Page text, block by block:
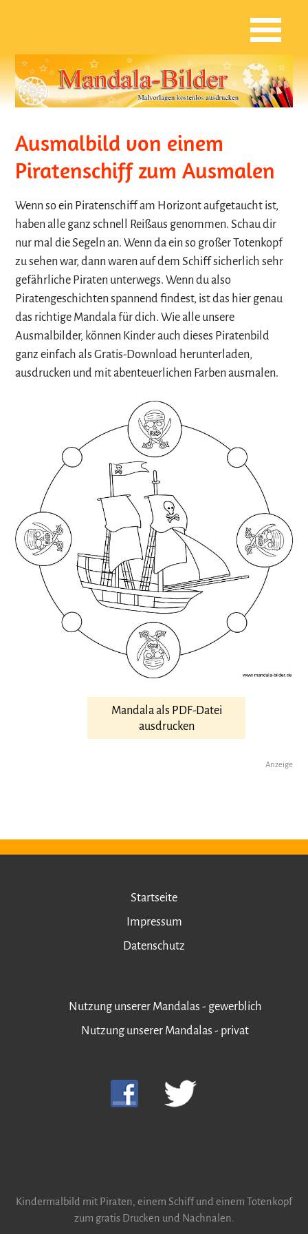
Ausmalbild von einem
Piratenschiff zum Ausmalen
Wenn so ein Piratenschiff am Horizont aufgetaucht ist,
haben alle ganz schnell Reißaus genommen. Schau dir
nur mal die Segeln an. Wenn da ein so großer Totenkopf
zu sehen war, dann waren auf dem Schiff sicherlich sehr
gefährliche Piraten unterwegs. Wenn du also
Piratengeschichten spannend findest, ist das hier genau
das richtige Mandala für dich. Wie alle unsere
Ausmalbilder, können Kinder auch dieses Piratenbild
ganz einfach als Gratis-Download herunterladen,
ausdrucken und mit abenteuerlichen Farben ausmalen.
Mandala als PDF-Datei
ausdrucken
Anzeige
Startseite
Impressum
Datenschutz
Nutzung unserer Mandalas - gewerblich
Nutzung unserer Mandalas - privat
Kindermalbild mit Piraten, einem Schiff und einem Totenkopf
zum gratis Drucken und Nachnalen.